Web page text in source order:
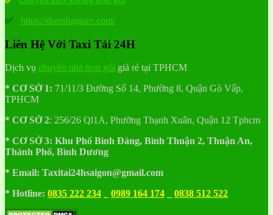
✅
https://donnhagiare.com/
Liên Hệ Với Taxi Tải 24H
Dịch vụ chuyển nhà trọn gói giá rẻ tại TPHCM
* CƠ SỞ 1: 71/11/3 Đường Số 14, Phường 8, Quận Gò Vấp,
TPHCM
* CƠ SỞ 2: 256/26 Ql1A, Phường Thạnh Xuân, Quận 12 Tphcm
* CƠ SỞ 3: Khu Phố Bình Đáng, Bình Thuận 2, Thuận An,
Thành Phố, Bình Dương
* Email: Taxitai24hsaigon@gmail.com
* Hotline: 0835 222 234 0989 164 174 0838 512 522